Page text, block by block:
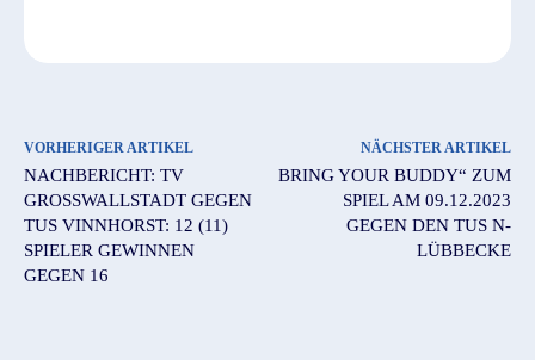
VORHERIGER ARTIKEL
NACHBERICHT: TV
GROSSWALLSTADT GEGEN T
US VINNHORST: 12 (11) S
PIELER GEWINNEN G
EGEN 16
NÄCHSTER ARTIKEL
BRING YOUR BUDDY“ ZUM
SPIEL AM 09.12.2023
GEGEN DEN TUS N-
LÜBBECKE